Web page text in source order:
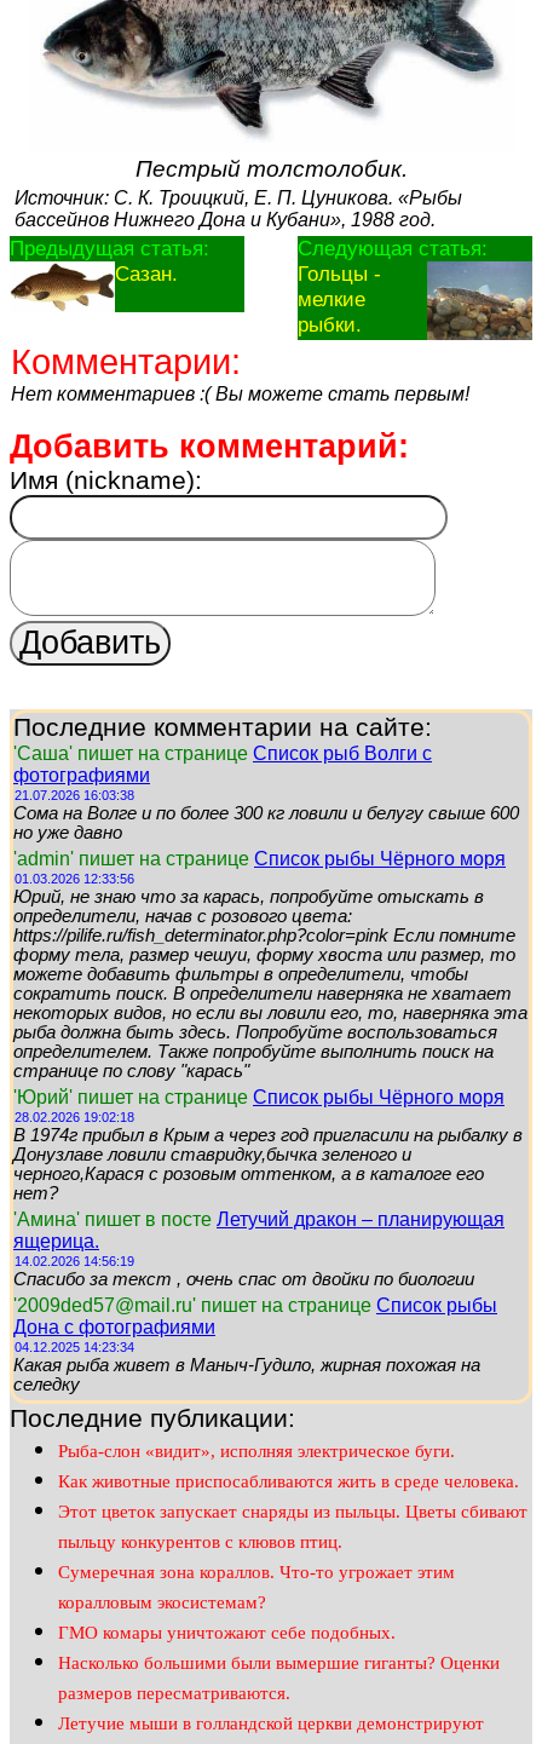
Пестрый толстолобик.
Источник: С. К. Троицкий, Е. П. Цуникова. «Рыбы
бассейнов Нижнего Дона и Кубани», 1988 год.
Предыдущая статья:
Сазан.
Следующая статья:
Гольцы -
мелкие
рыбки.
Комментарии:
Нет комментариев :( Вы можете стать первым!
Добавить комментарий:
Имя (nickname):
Последние комментарии на сайте:
'Саша' пишет на странице Список рыб Волги с
фотографиями
21.07.2026 16:03:38
Сома на Волге и по более 300 кг ловили и белугу свыше 600
но уже давно
'admin' пишет на странице Список рыбы Чёрного моря
01.03.2026 12:33:56
Юрий, не знаю что за карась, попробуйте отыскать в
определители, начав с розового цвета:
https://pilife.ru/fish_determinator.php?color=pink Если помните
форму тела, размер чешуи, форму хвоста или размер, то
можете добавить фильтры в определители, чтобы
сократить поиск. В определители наверняка не хватает
некоторых видов, но если вы ловили его, то, наверняка эта
рыба должна быть здесь. Попробуйте воспользоваться
определителем. Также попробуйте выполнить поиск на
странице по слову "карась"
'Юрий' пишет на странице Список рыбы Чёрного моря
28.02.2026 19:02:18
В 1974г прибыл в Крым а через год пригласили на рыбалку в
Донузлаве ловили ставридку,бычка зеленого и
черного,Карася с розовым оттенком, а в каталоге его
нет?
'Амина' пишет в посте Летучий дракон – планирующая
ящерица.
14.02.2026 14:56:19
Спасибо за текст , очень спас от двойки по биологии
'2009ded57@mail.ru' пишет на странице Список рыбы
Дона с фотографиями
04.12.2025 14:23:34
Какая рыба живет в Маныч-Гудило, жирная похожая на
селедку
Последние публикации:
Рыба-слон «видит», исполняя электрическое буги.
Как животные приспосабливаются жить в среде человека.
Этот цветок запускает снаряды из пыльцы. Цветы сбивают
пыльцу конкурентов с клювов птиц.
Сумеречная зона кораллов. Что-то угрожает этим
коралловым экосистемам?
ГМО комары уничтожают себе подобных.
Насколько большими были вымершие гиганты? Оценки
размеров пересматриваются.
Летучие мыши в голландской церкви демонстрируют